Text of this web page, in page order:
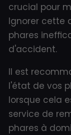
crucial pour
Ignorer cette
phares
d'accident.
Il est
l'état de vos
lorsque cela
service de
phares à